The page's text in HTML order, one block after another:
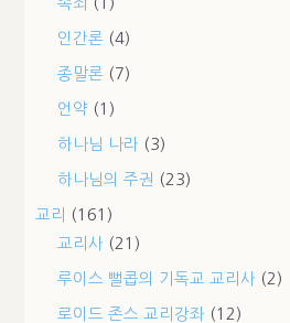
속죄 (1)
인간론 (4)
종말론 (7)
언약 (1)
하나님 나라 (3)
하나님의 주권 (23)
교리
(161)
교리사 (21)
루이스 뻘콥의 기독교 교리사 (2)
로이드 존스 교리강좌 (12)